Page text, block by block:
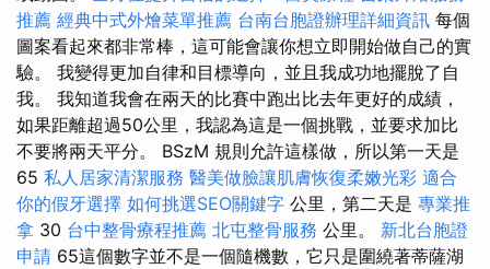
推薦 經典中式外燴菜單推薦 台南台胞證辦理詳細資訊 每個
圖案看起來都非常棒，這可能會讓你想立即開始做自己的實
驗。 我變得更加自律和目標導向，並且我成功地擺脫了自
我。 我知道我會在兩天的比賽中跑出比去年更好的成績，
如果距離超過50公里，我認為這是一個挑戰，並要求加比
不要將兩天平分。 BSzM 規則允許這樣做，所以第一天是
65 私人居家清潔服務 醫美做臉讓肌膚恢復柔嫩光彩 適合
你的假牙選擇 如何挑選SEO關鍵字 公里，第二天是 專業推
拿 30 台中整骨療程推薦 北屯整骨服務 公里。 新北台胞證
申請 65這個數字並不是一個隨機數，它只是圍繞著蒂薩湖